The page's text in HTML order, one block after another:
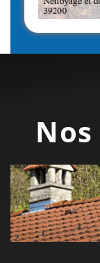
Couvreur
zingueur
Jura